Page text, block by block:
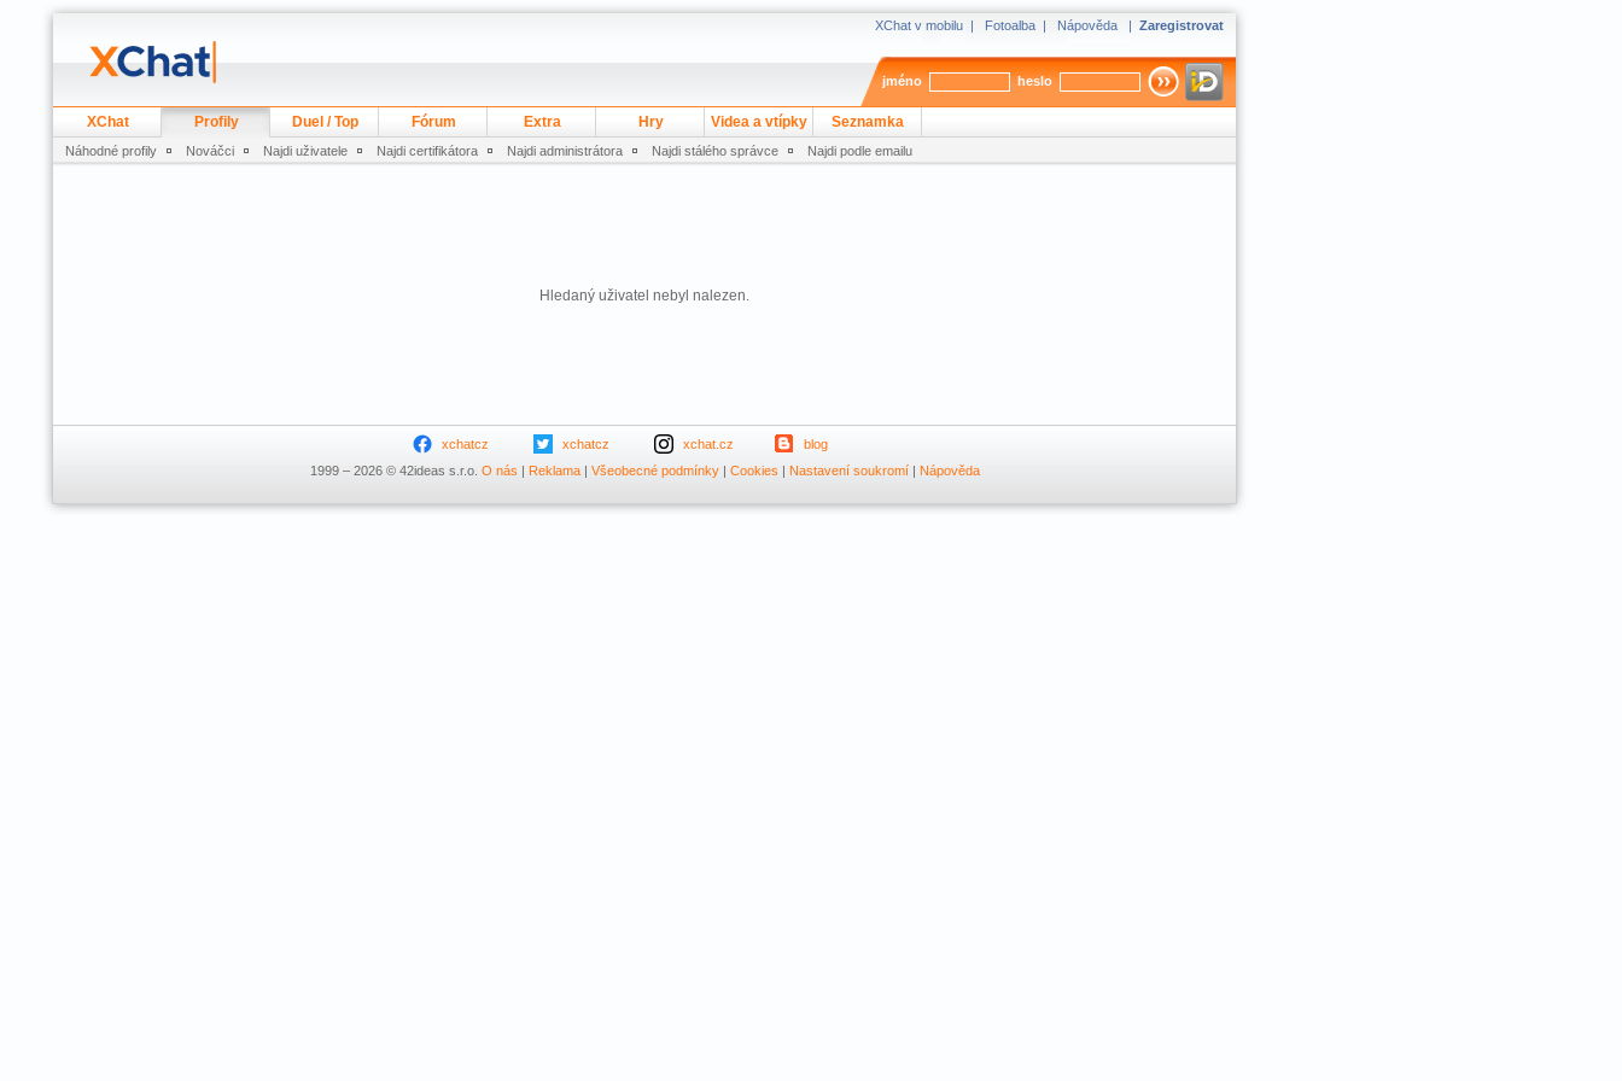
XChat v mobilu | Fotoalba | Nápověda | Zaregistrovat
jméno heslo
XChat Profily Duel / Top Fórum Extra Hry Videa a vtípky Seznamka
Náhodné profily Nováčci Najdi uživatele Najdi certifikátora Najdi administrátora Najdi stálého správce Najdi podle emailu
Hledaný uživatel nebyl nalezen.
xchatcz xchatcz xchat.cz
blog
1999 – 2026 © 42ideas s.r.o. O nás | Reklama| Všeobecné podmínky| Cookies | Nastavení soukromí| Nápověda